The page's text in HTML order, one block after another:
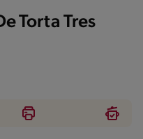
Torta Tres